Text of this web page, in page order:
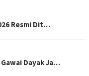
Resmi Dit…
Dayak Ja…